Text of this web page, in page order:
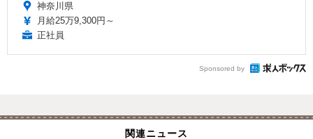
神奈川県
月給25万9,300円～
正社員
Sponsored by
関連ニュース